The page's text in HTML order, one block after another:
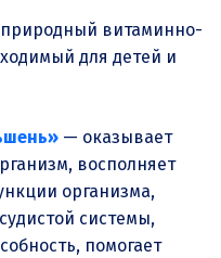
витаминно-
для детей и
— оказывает
восполняет
организма,
системы,
помогает